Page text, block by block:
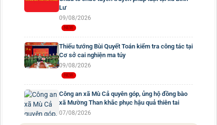
Lư
09/08/2026
Thiếu tướng Bùi Quyết Toán kiểm tra công tác tại
Cơ sở cai nghiện ma túy
09/08/2026
Công an xã Mù Cả quyên góp, ủng hộ đồng bào
xã Mường Than khắc phục hậu quả thiên tai
07/08/2026